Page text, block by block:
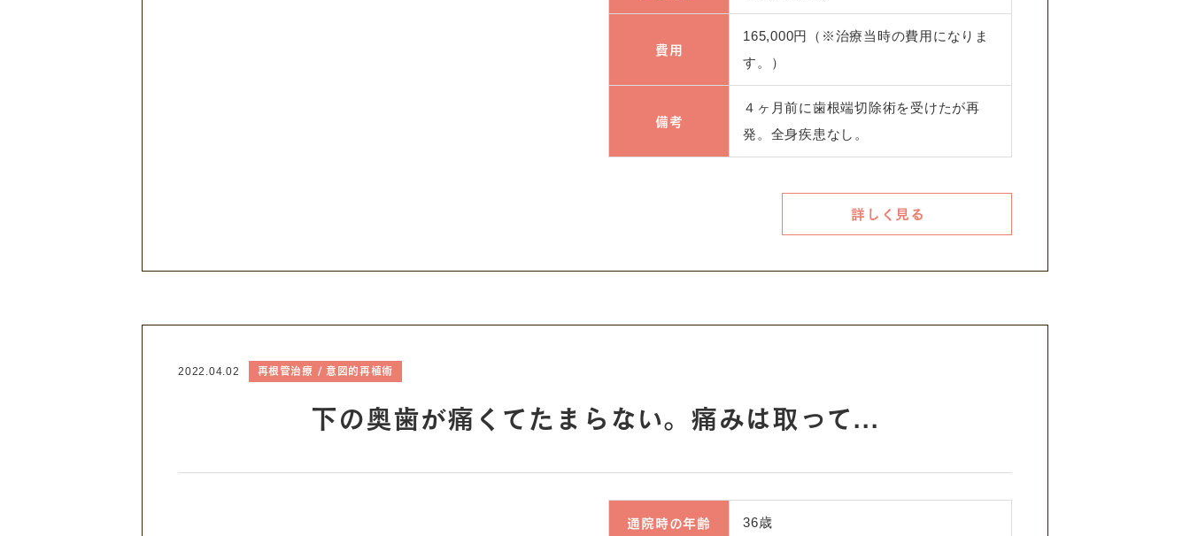
費用
165,000円（※治療当時の費用になりま
す。）
備考
４ヶ月前に歯根端切除術を受けたが再
発。全身疾患なし。
詳しく見る
2022.04.02 再根管治療 意図的再植術
下の奥歯が痛くてたまらない。痛みは取って...
通院時の年齢 36歳